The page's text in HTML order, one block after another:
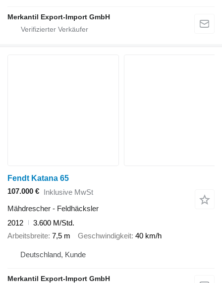
Merkantil Export-Import GmbH
Fendt Katana 65
107.000 € Inklusive MwSt
Mähdrescher - Feldhäcksler
2012
3.600 M/Std.
Arbeitsbreite 7,5 m Geschwindigkeit 40 km/h
Deutschland, Kunde
Merkantil Export-Import GmbH